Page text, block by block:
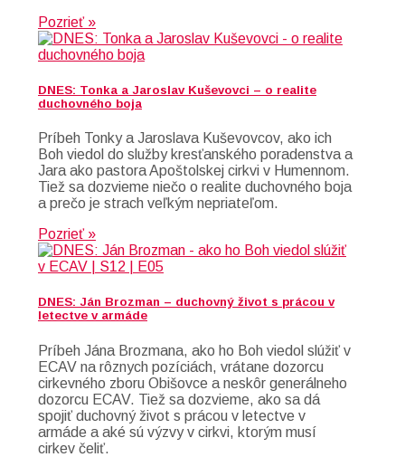
Pozrieť »
DNES: Tonka a Jaroslav Kuševovci – o realite
duchovného boja
Príbeh Tonky a Jaroslava Kuševovcov, ako ich
Boh viedol do služby kresťanského poradenstva a
Jara ako pastora Apoštolskej cirkvi v Humennom.
Tiež sa dozvieme niečo o realite duchovného boja
a prečo je strach veľkým nepriateľom.
Pozrieť »
DNES: Ján Brozman – duchovný život s prácou v
letectve v armáde
Príbeh Jána Brozmana, ako ho Boh viedol slúžiť v
ECAV na rôznych pozíciách, vrátane dozorcu
cirkevného zboru Obišovce a neskôr generálneho
dozorcu ECAV. Tiež sa dozvieme, ako sa dá
spojiť duchovný život s prácou v letectve v
armáde a aké sú výzvy v cirkvi, ktorým musí
cirkev čeliť.